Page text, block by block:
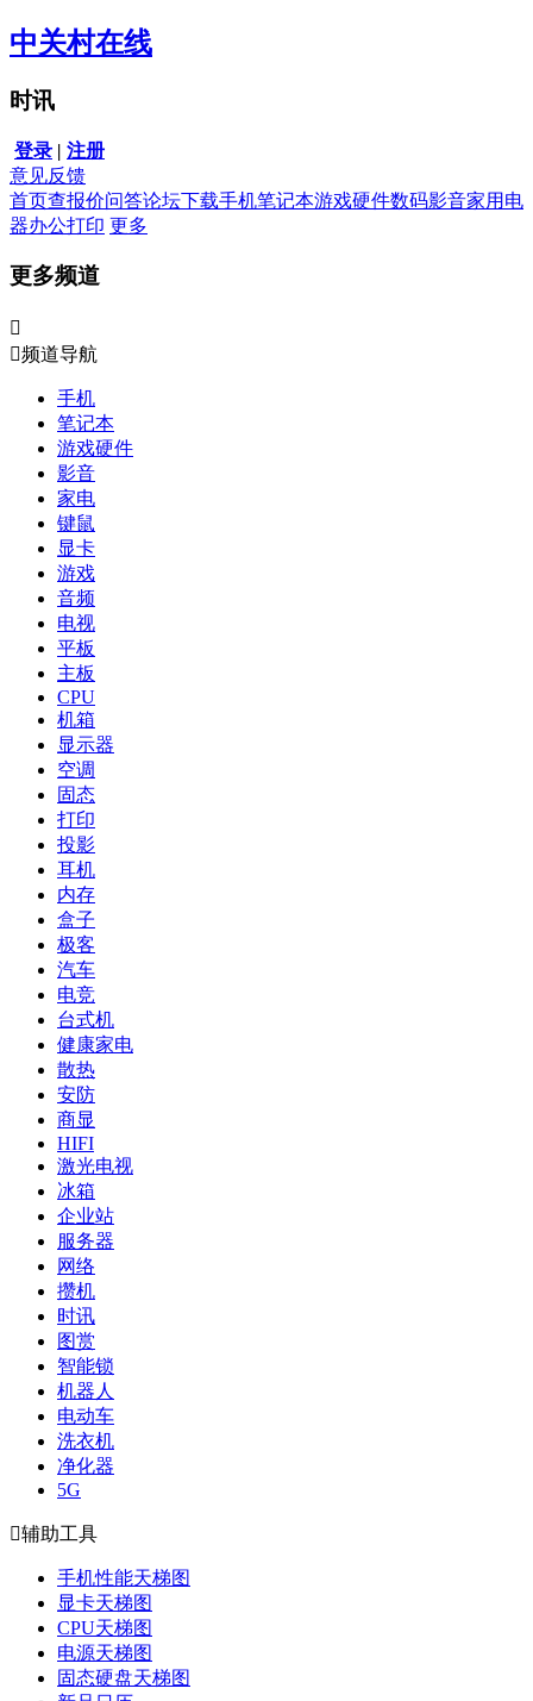
中关村在线
时讯
登录 | 注册
意见反馈
首页查报价问答论坛下载手机笔记本游戏硬件数码影音家用电
器办公打印 更多
更多频道

频道导航
手机
笔记本
游戏硬件
影音
家电
键鼠
显卡
游戏
音频
电视
平板
主板
CPU
机箱
显示器
空调
固态
打印
投影
耳机
内存
盒子
极客
汽车
电竞
台式机
健康家电
散热
安防
商显
HIFI
激光电视
冰箱
企业站
服务器
网络
攒机
时讯
图赏
智能锁
机器人
电动车
洗衣机
净化器
5G
辅助工具
手机性能天梯图
显卡天梯图
CPU天梯图
电源天梯图
固态硬盘天梯图